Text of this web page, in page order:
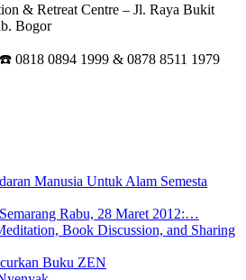
& Retreat Centre – Jl. Raya Bukit
Bogor
0818 0894 1999 & 0878 8511 1979
Manusia Untuk Alam Semesta
Rabu, 28 Maret 2012:…
Book Discussion, and Sharing
Buku ZEN